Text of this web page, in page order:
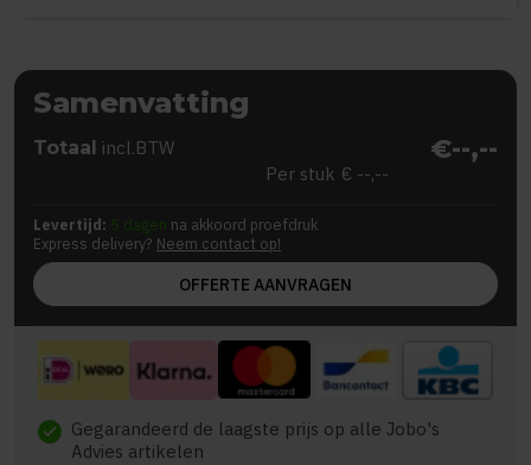
Samenvatting
Totaal incl.BTW €--,--
Per stuk € --,--
Levertijd: 5 dagen na akkoord proefdruk
Express delivery? Neem contact op!
OFFERTE AANVRAGEN
check Gegarandeerd de laagste prijs op alle Jobo's
Advies artikelen